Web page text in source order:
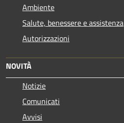
Ambiente
Salute, benessere e assistenza
Autorizzazioni
NOVITÀ
Notizie
Comunicati
Avvisi